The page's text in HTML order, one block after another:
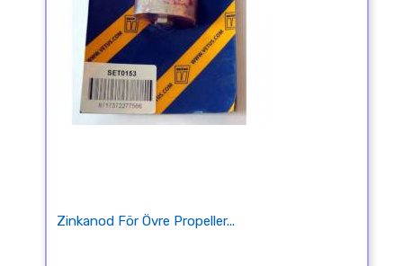
Zinkanod För Övre Propeller...